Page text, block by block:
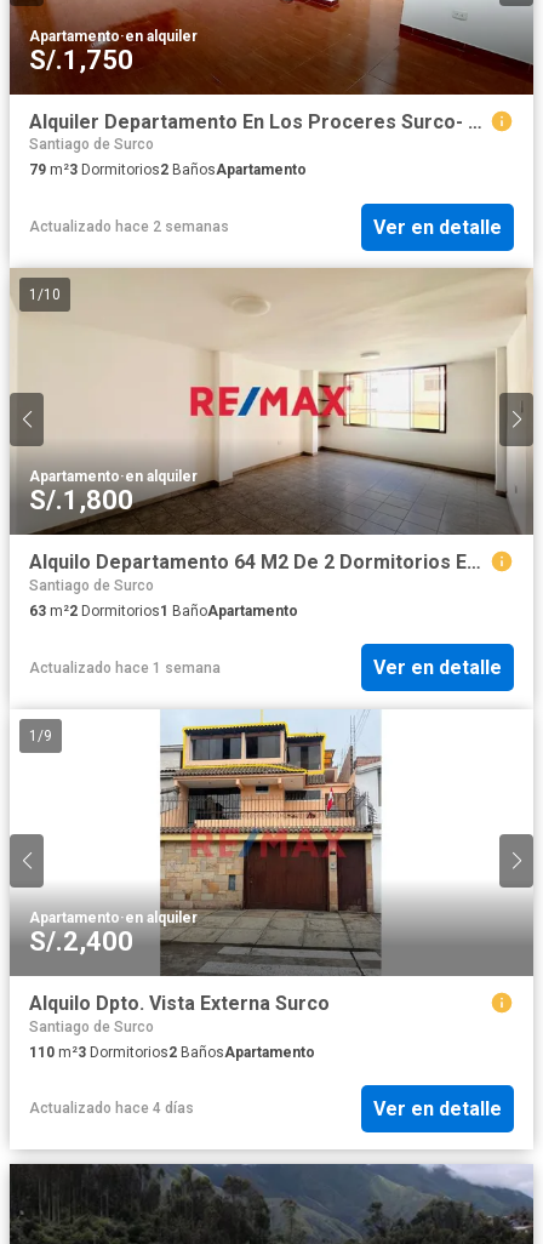
Apartamento·en alquiler
S/.1,750
Alquiler Departamento En Los Proceres Surco- Condominio Los Cerezos
Santiago de Surco
79 m²3 Dormitorios2 BañosApartamento
Actualizado hace 2 semanas Ver en detalle
1 /10
Apartamento·en alquiler
S/.1,800
Alquilo Departamento 64 M2 De 2 Dormitorios En 2Do Piso Urb. Los Precursores - Surco!
Santiago de Surco
63 m²2 Dormitorios1 BañoApartamento
Actualizado hace 1 semana Ver en detalle
1 /9
Apartamento·en alquiler
S/.2,400
Alquilo Dpto. Vista Externa Surco
Santiago de Surco
110 m²3 Dormitorios2 BañosApartamento
Actualizado hace 4 días Ver en detalle